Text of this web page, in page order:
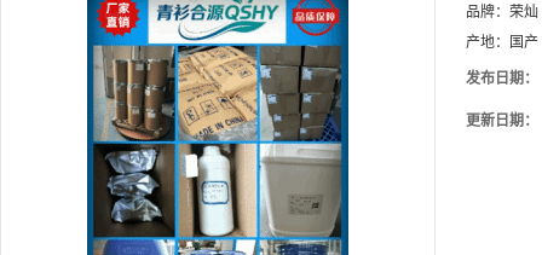
品牌： 荣灿
产地：
国产
发布日期：
更新日期：